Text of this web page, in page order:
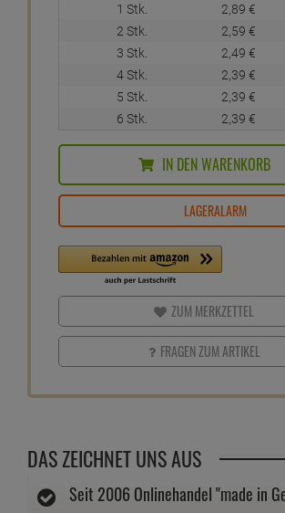
1 Stk. 2, 89 €
2 Stk.
2, 59 €
3 Stk.
2, 49 €
4 Stk.
2, 39 €
5 Stk.
2, 39 €
6 Stk.
2, 39 €
IN DEN WARENKORB
LAGERALARM
ZUM MERKZETTEL
FRAGEN ZUM ARTIKEL
DAS ZEICHNET UNS AUS
Seit 2006 Onlinehandel "made in